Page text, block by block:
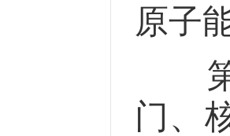
原子
第
门、